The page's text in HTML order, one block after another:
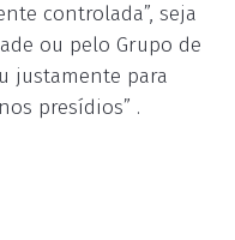
controlada”, seja
ou pelo Grupo de
justamente para
presídios” .